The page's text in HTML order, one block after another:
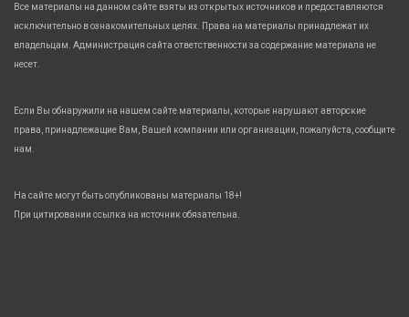
Все материалы на данном сайте взяты из открытых источников и предоставляются
исключительно в ознакомительных целях. Права на материалы принадлежат их
владельцам. Администрация сайта ответственности за содержание материала не
несет.
Если Вы обнаружили на нашем сайте материалы, которые нарушают авторские
права, принадлежащие Вам, Вашей компании или организации, пожалуйста, сообщите
нам.
На сайте могут быть опубликованы материалы 18+!
При цитировании ссылка на источник обязательна.